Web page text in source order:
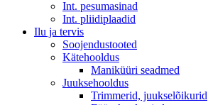
Int. pesumasinad
Int. pliidiplaadid
Ilu ja tervis
Soojendustooted
Kätehooldus
Maniküüri seadmed
Juuksehooldus
Trimmerid, juukselõikurid